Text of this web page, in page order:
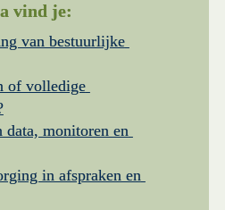
vind je:
van bestuurlijke
of volledige
data, monitoren en
in afspraken en